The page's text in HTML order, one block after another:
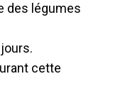
des légumes
cette